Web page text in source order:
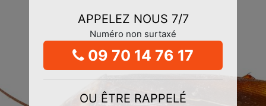
APPELEZ NOUS 7/7
Numéro non surtaxé
09 70 14 76 17
OU ÊTRE RAPPELÉ